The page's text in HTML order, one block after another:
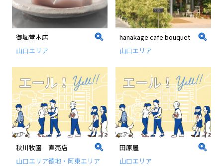
御堀堂本店
山口エリア
hanakage cafe bouquet
山口エリア
秋川牧園 直売店
山口エリア徳地・阿東エリア
田原屋
山口エリア